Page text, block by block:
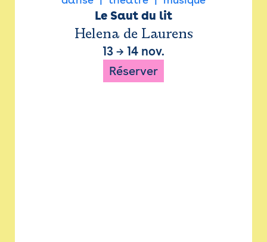
Le Saut du lit
Helena de Laurens
13 → 14 nov.
Réserver